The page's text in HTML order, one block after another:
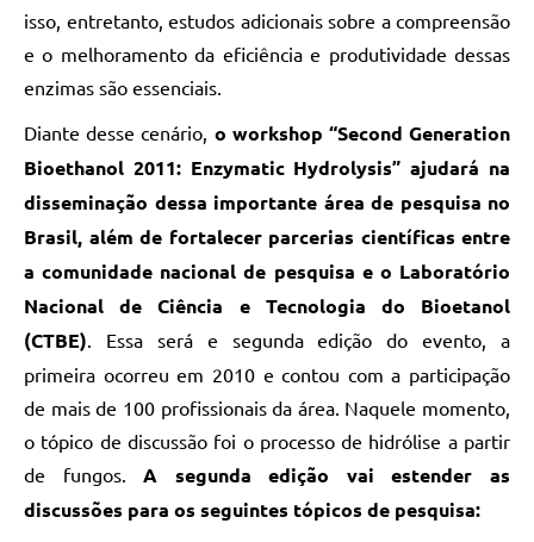
isso, entretanto, estudos adicionais sobre a compreensão
e o melhoramento da eficiência e produtividade dessas
enzimas são essenciais.
Diante desse cenário, o workshop “Second Generation
Bioethanol 2011: Enzymatic Hydrolysis” ajudará na
disseminação dessa importante área de pesquisa no
Brasil, além de fortalecer parcerias científicas entre
a comunidade nacional de pesquisa e o Laboratório
Nacional de Ciência e Tecnologia do Bioetanol
(CTBE). Essa será e segunda edição do evento, a
primeira ocorreu em 2010 e contou com a participação
de mais de 100 profissionais da área. Naquele momento,
o tópico de discussão foi o processo de hidrólise a partir
de fungos.A segunda edição vai estender as
discussões para os seguintes tópicos de pesquisa: